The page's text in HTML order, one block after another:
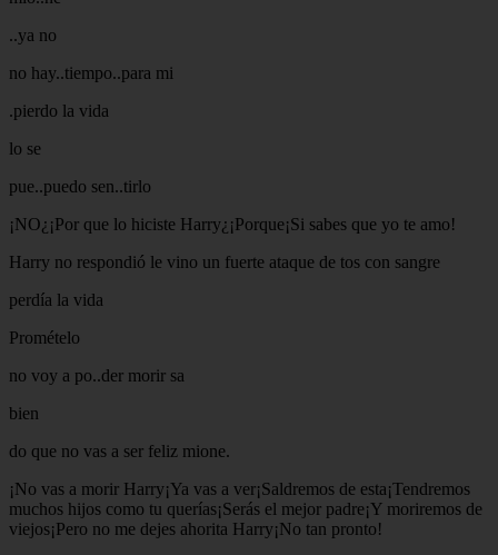
..ya no
no hay..tiempo..para mi
.pierdo la vida
lo se
pue..puedo sen..tirlo
¡NO¿¡Por que lo hiciste Harry¿¡Porque¡Si sabes que yo te amo!
Harry no respondió le vino un fuerte ataque de tos con sangre
perdía la vida
Promételo
no voy a po..der morir sa
bien
do que no vas a ser feliz mione.
¡No vas a morir Harry¡Ya vas a ver¡Saldremos de esta¡Tendremos
muchos hijos como tu querías¡Serás el mejor padre¡Y moriremos de
viejos¡Pero no me dejes ahorita Harry¡No tan pronto!